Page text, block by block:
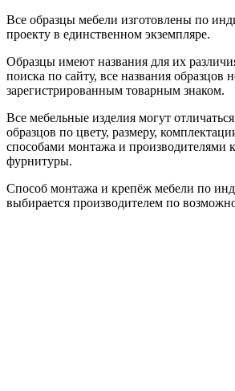
Все образцы мебели изготовлены по
проекту в единственном экземпляре.
Образцы имеют названия для их
поиска по сайту, все названия образцов
зарегистрированным товарным знаком.
Все мебельные изделия могут
образцов по цвету, размеру,
способами монтажа и производителями
фурнитуры.
Способ монтажа и крепёж мебели по
выбирается производителем по